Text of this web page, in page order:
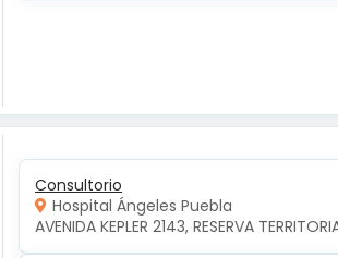
Consultorio
Hospital Ángeles Puebla
AVENIDA KEPLER 2143, RESERVA